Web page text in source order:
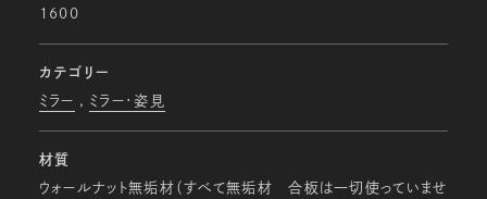
1600
カテゴリー
ミラー ミラー・姿見
材質
ウォールナット無垢材（すべて無垢材 合板は一切使っていませ